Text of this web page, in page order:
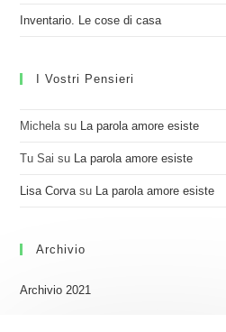
Inventario. Le cose di casa
I Vostri Pensieri
Michela su La parola amore esiste
Tu Sai su La parola amore esiste
Lisa Corva su La parola amore esiste
Archivio
Archivio 2021